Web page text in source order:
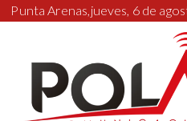
Punta Arenas,jueves, 6 de